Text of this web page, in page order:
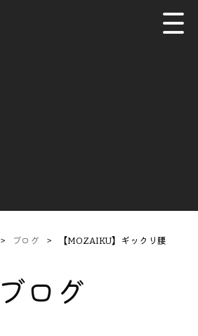
> ブログ > 【MOZAIKU】ギックリ腰
ブログ